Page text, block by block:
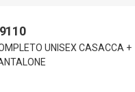
UNISEX CASACCA +